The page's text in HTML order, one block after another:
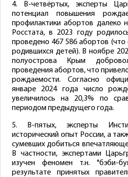
4. В-четвёртых, эксперты
потенциал повышения
профилактики абортов далеко
Росстата, в 2023 году
проведено 467 586 абортов (что
родившихся детей). В ноябре
полуострова Крым
проведения абортов, что
рождаемости. Согласно
январе 2024 года число
увеличилось на 20,3% по
периодом предыдущего года.
5. В-пятых, эксперты
исторический опыт России, а
сумевших добиться
В частности, экспертами
изучен феномен т.н. "бэби-
результате принятых